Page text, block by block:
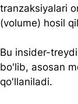
tranzaksiyalari
(volume) hosil
Bu insider-
bo'lib, asosan
qo'llaniladi.